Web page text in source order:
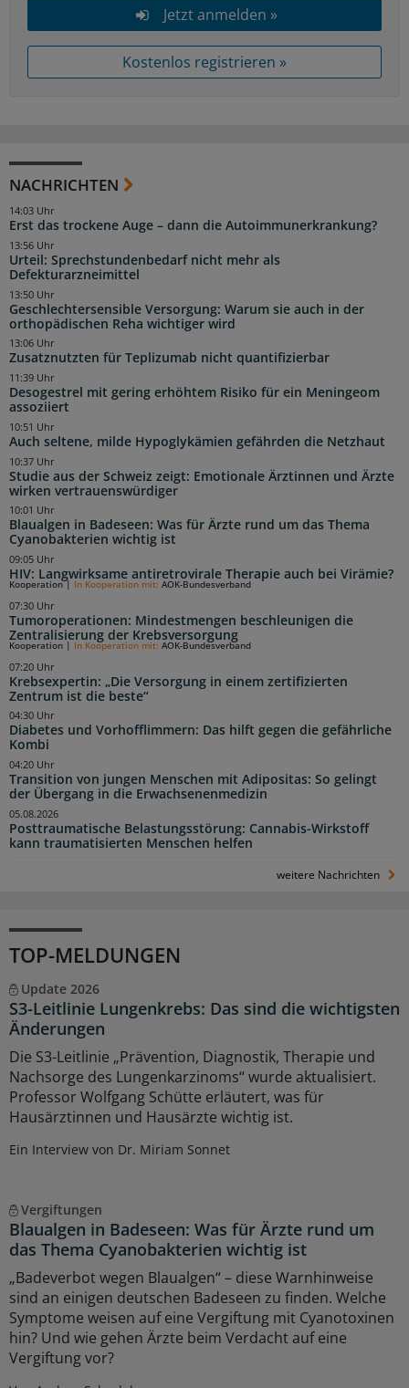
Jetzt anmelden »
Kostenlos registrieren »
NACHRICHTEN
Erst das trockene Auge – dann die Autoimmunerkrankung?
14:03 Uhr
Urteil: Sprechstundenbedarf nicht mehr als
Defekturarzneimittel
13:56 Uhr
Geschlechtersensible Versorgung: Warum sie auch in der
orthopädischen Reha wichtiger wird
13:50 Uhr
Zusatznutzten für Teplizumab nicht quantifizierbar
13:06 Uhr
Desogestrel mit gering erhöhtem Risiko für ein Meningeom
assoziiert
11:39 Uhr
Auch seltene, milde Hypoglykämien gefährden die Netzhaut
10:51 Uhr
Studie aus der Schweiz zeigt: Emotionale Ärztinnen und Ärzte
wirken vertrauenswürdiger
10:37 Uhr
Blaualgen in Badeseen: Was für Ärzte rund um das Thema
Cyanobakterien wichtig ist
10:01 Uhr
HIV: Langwirksame antiretrovirale Therapie auch bei Virämie?
09:05 Uhr
Tumoroperationen: Mindestmengen beschleunigen die
Zentralisierung der Krebsversorgung
Kooperation| In Kooperation mit: AOK-Bundesverband
07:30 Uhr
Krebsexpertin: „Die Versorgung in einem zertifizierten
Zentrum ist die beste“
Kooperation | In Kooperation mit: AOK-Bundesverband
07:20 Uhr
Diabetes und Vorhofflimmern: Das hilft gegen die gefährliche
Kombi
04:30 Uhr
Transition von jungen Menschen mit Adipositas: So gelingt
der Übergang in die Erwachsenenmedizin
04:20 Uhr
Posttraumatische Belastungsstörung: Cannabis-Wirkstoff
kann traumatisierten Menschen helfen
05.08.2026
weitere Nachrichten
TOP-MELDUNGEN
Update 2026
S3-Leitlinie Lungenkrebs: Das sind die wichtigsten
Änderungen
Die S3-Leitlinie „Prävention, Diagnostik, Therapie und
Nachsorge des Lungenkarzinoms“ wurde aktualisiert.
Professor Wolfgang Schütte erläutert, was für
Hausärztinnen und Hausärzte wichtig ist.
Ein Interview von Dr. Miriam Sonnet
Vergiftungen
Blaualgen in Badeseen: Was für Ärzte rund um
das Thema Cyanobakterien wichtig ist
„Badeverbot wegen Blaualgen“ – diese Warnhinweise
sind an einigen deutschen Badeseen zu finden. Welche
Symptome weisen auf eine Vergiftung mit Cyanotoxinen
hin? Und wie gehen Ärzte beim Verdacht auf eine
Vergiftung vor?